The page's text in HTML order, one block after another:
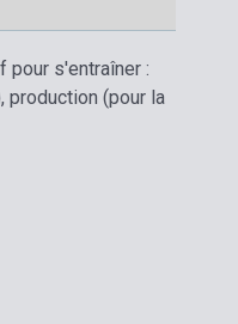
pour s'entraîner :
production (pour la